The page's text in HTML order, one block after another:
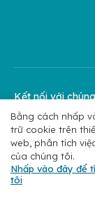
Chính sách bảo
Kết nối với
Bằng cách nhấp
trữ cookie trên
web, phân tích
của chúng tôi.
Nhấp vào đây để
tôi